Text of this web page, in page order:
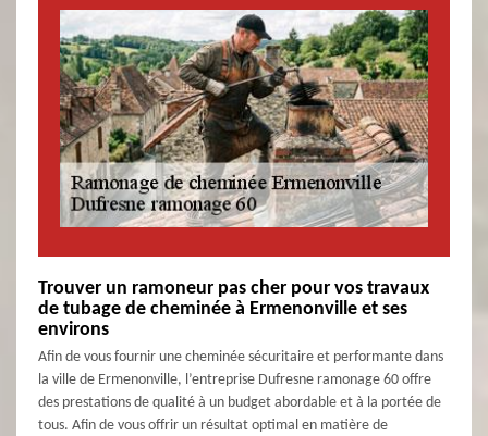
Trouver un ramoneur pas cher pour vos travaux
de tubage de cheminée à Ermenonville et ses
environs
Afin de vous fournir une cheminée sécuritaire et performante dans
la ville de Ermenonville, l’entreprise Dufresne ramonage 60 offre
des prestations de qualité à un budget abordable et à la portée de
tous. Afin de vous offrir un résultat optimal en matière de